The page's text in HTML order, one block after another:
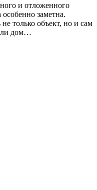
и отложенного
заметна.
только объект, но и сам
дом…